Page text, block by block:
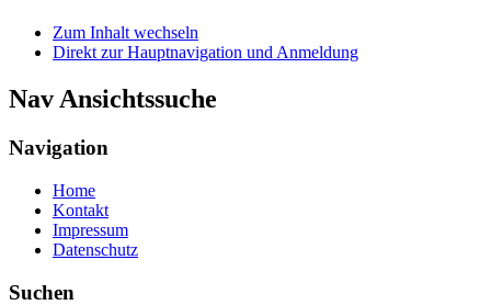
Zum Inhalt wechseln
Direkt zur Hauptnavigation und Anmeldung
Nav Ansichtssuche
Navigation
Home
Kontakt
Impressum
Datenschutz
Suchen